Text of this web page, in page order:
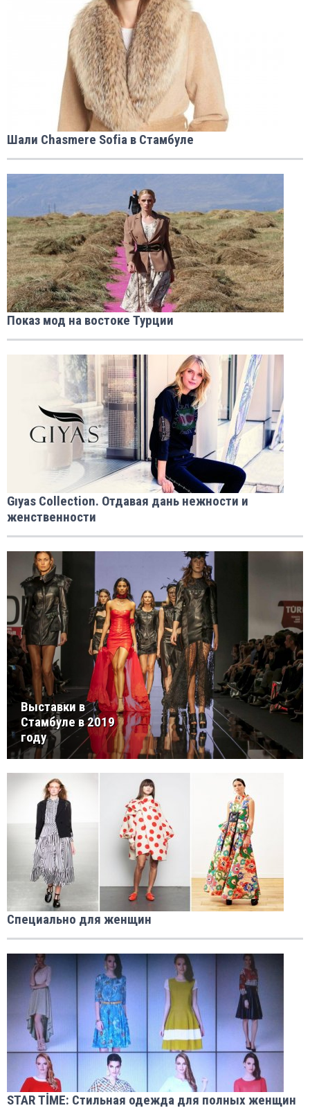
Шали Chasmere Sofia в Стамбуле
Показ мод на востоке Турции
Gıyas Collection. Отдавая дань нежности и
женственности
Выставки в
Стамбуле в 2019
году
Специально для женщин
SТАR ТİМЕ: Cтильная одежда для полных женщин